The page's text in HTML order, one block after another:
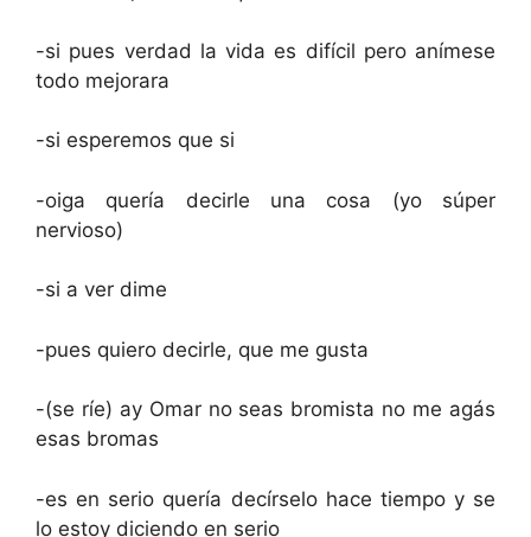
-si pues verdad la vida es difícil pero anímese
todo mejorara
-si esperemos que si
-oiga quería decirle una cosa (yo súper
nervioso)
-si a ver dime
-pues quiero decirle, que me gusta
-(se ríe) ay Omar no seas bromista no me agás
esas bromas
-es en serio quería decírselo hace tiempo y se
lo estoy diciendo en serio